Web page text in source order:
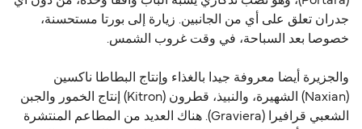
جدران تعلق على أي من الجانبين. زيارة إلى بورتا مستحسنة،
خصوصا بعد السباحة، في وقت غروب الشمس.
والجزيرة أيضا معروفة جيدا بالغذاء وإنتاج البطاطا ناكسين
(Naxian) الشهيرة، والنبيذ، قطرون (Kitron) إنتاج الخمور والجبن
الشعبي قرافيرا (Graviera). هناك العديد من المطاعم المنتشرة